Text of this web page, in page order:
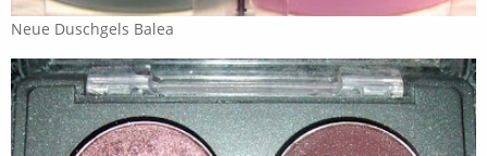
Neue Duschgels Balea